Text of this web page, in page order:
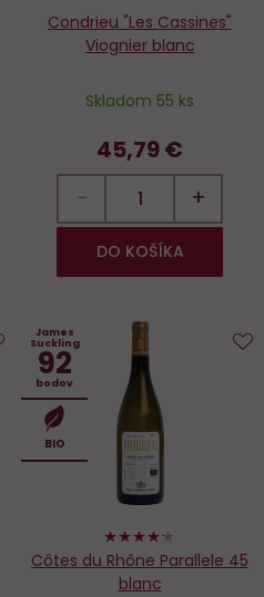
Condrieu "Les Cassines"
Viognier blanc
Skladom 55 ks
45,79 €
− +
DO KOŠÍKA
obľúbených
James
Suckling
92
bodov
BIO
84%
Côtes du Rhône Parallele 45
blanc